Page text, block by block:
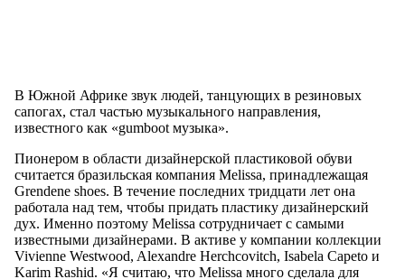
В Южной Африке звук людей, танцующих в резиновых
сапогах, стал частью музыкального направления,
известного как «gumboot музыка».
Пионером в области дизайнерской пластиковой обуви
считается бразильская компания Melissa, принадлежащая
Grendene shoes. В течение последних тридцати лет она
работала над тем, чтобы придать пластику дизайнерский
дух. Именно поэтому Melissa сотрудничает с самыми
известными дизайнерами. В активе у компании коллекции
Vivienne Westwood, Alexandre Herchcovitch, Isabela Capeto и
Karim Rashid. «Я считаю, что Melissa много сделала для